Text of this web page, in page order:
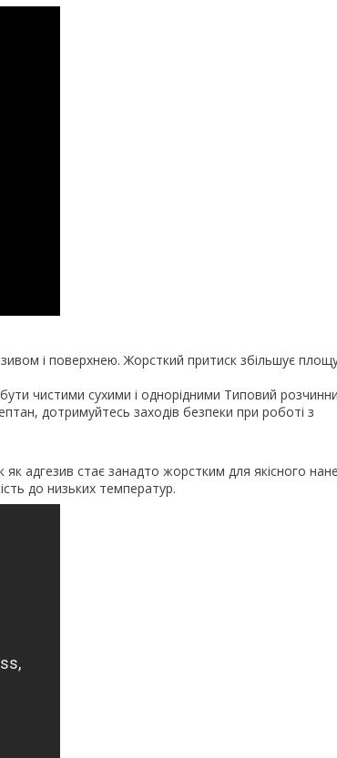
і поверхнею. Жорсткий притиск збільшує
чистими сухими і однорідними Типовий
дотримуйтесь заходів безпеки при роботі з
адгезив стає занадто жорстким для якісного
до низьких температур.